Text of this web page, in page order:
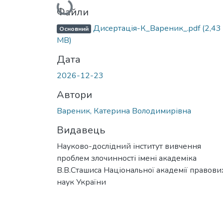
Файли
Основний Дисертація-К_Вареник_.pdf(2,43
MB)
Дата
2026-12-23
Автори
Вареник, Катерина Володимирівна
Видавець
Науково-дослідний інститут вивчення
проблем злочинності імені академіка
В.В.Сташиса Національної академії
наук України